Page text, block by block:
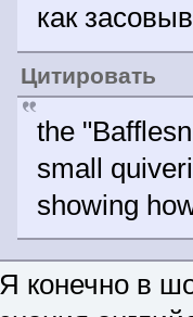
как
Цитировать
the
small
showing
Я конечно в